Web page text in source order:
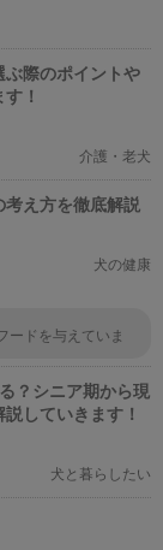
際のポイントや
！
介護・老犬
え方を徹底解説
犬の健康
ードを与えていま
リとかも考えた方が
？シニア期から現
していきます！
犬と暮らしたい